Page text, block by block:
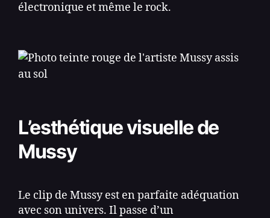
électronique et même le rock.
L’esthétique visuelle de
Mussy
Le clip de Mussy est en parfaite adéquation
avec son univers. Il passe d’un